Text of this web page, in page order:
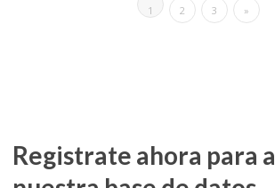
1 2 3 »
Registrate ahora para